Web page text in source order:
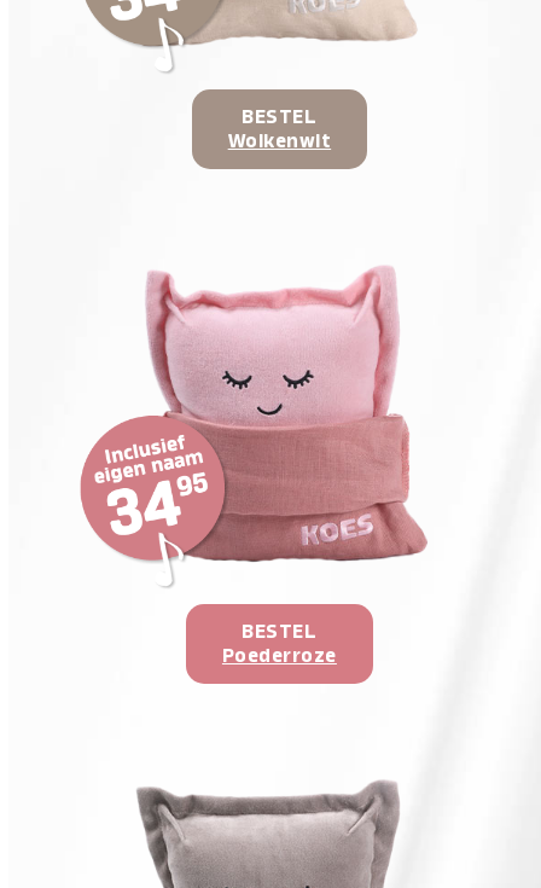
BESTEL
Wolkenwit
BESTEL
Poederroze